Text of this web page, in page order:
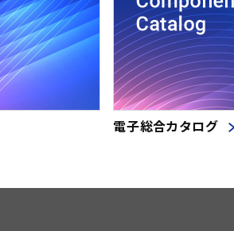
電子総合カタログ